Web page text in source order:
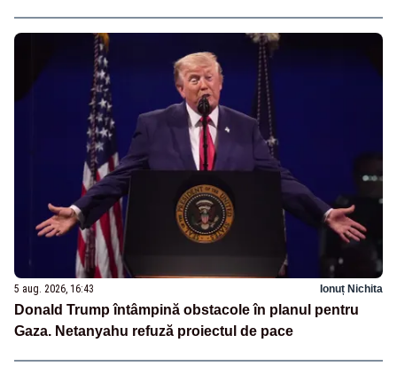
5 aug. 2026, 16:43 Ionuț Nichita
Donald Trump întâmpină obstacole în planul pentru
Gaza. Netanyahu refuză proiectul de pace